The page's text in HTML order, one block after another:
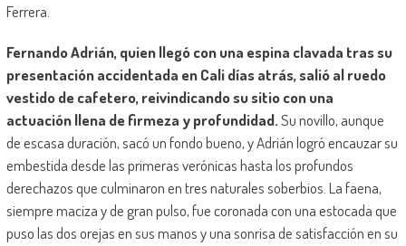
Ferrera.
Fernando Adrián, quien llegó con una espina clavada tras su
presentación accidentada en Cali días atrás, salió al ruedo
vestido de cafetero, reivindicando su sitio con una
actuación llena de firmeza y profundidad.Su novillo, aunque
de escasa duración, sacó un fondo bueno, y Adrián logró encauzar su
embestida desde las primeras verónicas hasta los profundos
derechazos que culminaron en tres naturales soberbios. La faena,
siempre maciza y de gran pulso, fue coronada con una estocada que
puso las dos orejas en sus manos y una sonrisa de satisfacción en su